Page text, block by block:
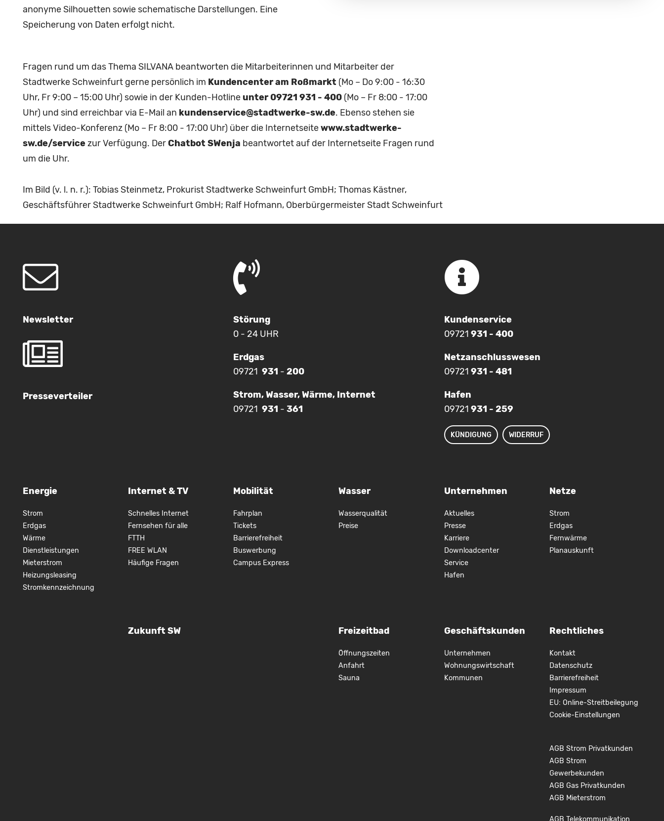
anonyme Silhouetten sowie schematische Darstellungen. Eine
Speicherung von Daten erfolgt nicht.
Fragen rund um das Thema SILVANA beantworten die Mitarbeiterinnen und Mitarbeiter der
Stadtwerke Schweinfurt gerne persönlich im Kundencenter am Roßmarkt (Mo – Do 9:00 - 16:30
Uhr, Fr 9:00 – 15:00 Uhr) sowie in der Kunden-Hotline unter 09721 931 - 400(Mo – Fr 8:00 - 17:00
Uhr) und sind erreichbar via E-Mail an kundenservice@stadtwerke-sw.de. Ebenso stehen sie
mittels Video-Konferenz (Mo – Fr 8:00 - 17:00 Uhr) über die Internetseitewww.stadtwerke-
sw.de/servicezur Verfügung. DerChatbot SWenja beantwortet auf der Internetseite Fragen rund
um die Uhr.
Im Bild (v. l. n. r.): Tobias Steinmetz, Prokurist Stadtwerke Schweinfurt GmbH; Thomas Kästner,
Geschäftsführer Stadtwerke Schweinfurt GmbH; Ralf Hofmann, Oberbürgermeister Stadt Schweinfurt
Newsletter
Presseverteiler
Störung
0 - 24 UHR
Erdgas
09721 931 -200
Strom, Wasser, Wärme, Internet
09721931 -361
Kundenservice
09721 931 - 400
Netzanschlusswesen
09721 931 - 481
Hafen
09721 931 - 259
KÜNDIGUNG WIDERRUF
Energie
Strom
Erdgas
Wärme
Dienstleistungen
Mieterstrom
Heizungsleasing
Stromkennzeichnung
Internet & TV
Schnelles Internet
Fernsehen für alle
FTTH
FREE WLAN
Häufige Fragen
Mobilität
Fahrplan
Tickets
Barrierefreiheit
Buswerbung
Campus Express
Wasser
Wasserqualität
Preise
Unternehmen
Aktuelles
Presse
Karriere
Downloadcenter
Service
Hafen
Netze
Strom
Erdgas
Fernwärme
Planauskunft
Zukunft SW Freizeitbad
Öffnungszeiten
Anfahrt
Sauna
Geschäftskunden
Unternehmen
Wohnungswirtschaft
Kommunen
Rechtliches
Kontakt
Datenschutz
Barrierefreiheit
Impressum
EU: Online-Streitbeilegung
Cookie-Einstellungen
AGB Strom Privatkunden
AGB Strom
Gewerbekunden
AGB Gas Privatkunden
AGB Mieterstrom